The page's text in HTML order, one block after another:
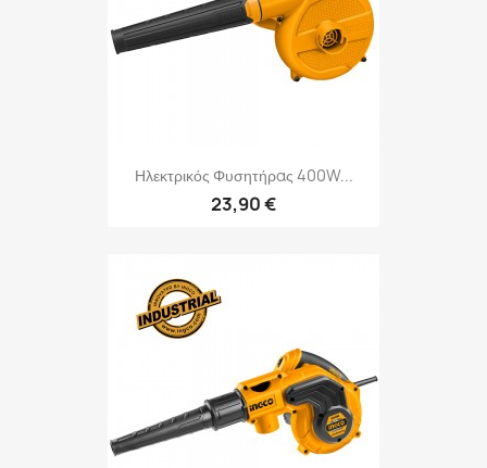
Ηλεκτρικός Φυσητήρας 400W...
23,90 €